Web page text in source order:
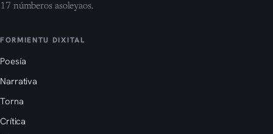
17 númberos asoleyaos.
FORMIENTU DIXITAL
Poesía
Narrativa
Torna
Crítica